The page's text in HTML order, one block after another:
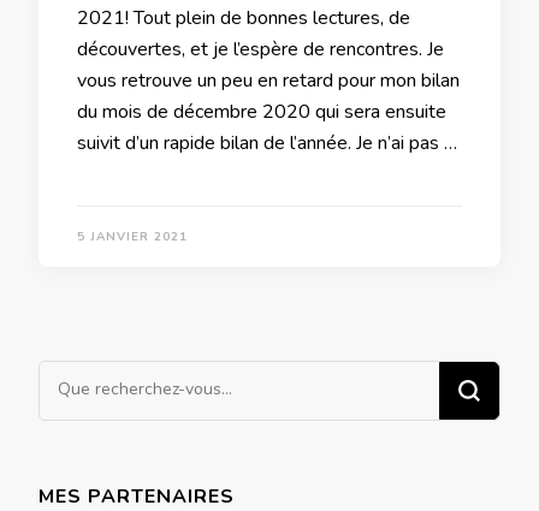
2021! Tout plein de bonnes lectures, de
découvertes, et je l’espère de rencontres. Je
vous retrouve un peu en retard pour mon bilan
du mois de décembre 2020 qui sera ensuite
suivit d’un rapide bilan de l’année. Je n’ai pas …
5 JANVIER 2021
Vous
MES PARTENAIRES